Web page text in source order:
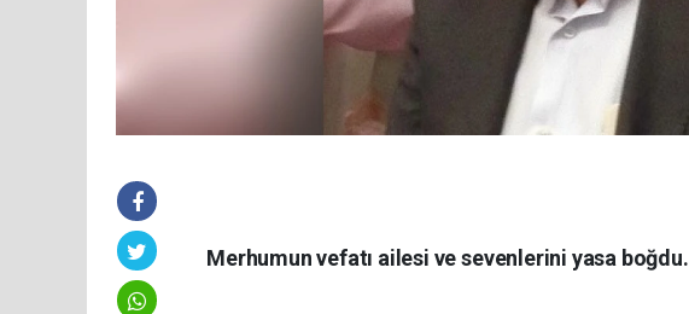
Merhumun vefatı ailesi ve sevenlerini yasa boğdu.